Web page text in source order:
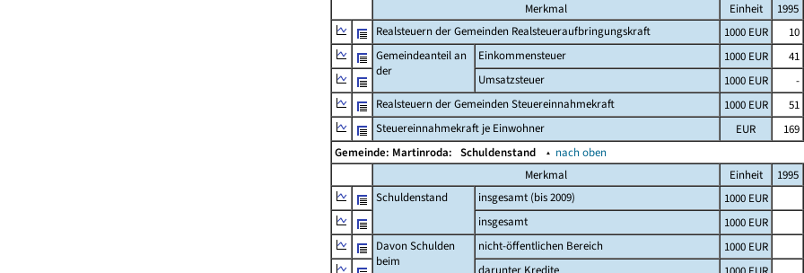
Merkmal
Einheit 1995
Realsteuern der Gemeinden Realsteueraufbringungskraft
1000 EUR 10
Gemeindeanteil an
der
Einkommensteuer 1000 EUR 41
Umsatzsteuer
1000 EUR -
Realsteuern der Gemeinden Steuereinnahmekraft
1000 EUR 51
Steuereinnahmekraft je Einwohner
EUR 169
Gemeinde: Martinroda: Schuldenstand ▴ nach oben
Merkmal
Einheit 1995
Schuldenstand
insgesamt (bis 2009) 1000 EUR
insgesamt
1000 EUR
Davon Schulden
beim
nicht-öffentlichen Bereich
1000 EUR